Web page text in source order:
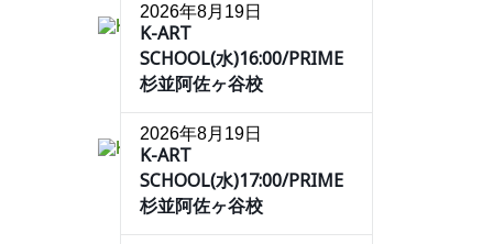
2026年8月19日
K-ART
SCHOOL(水)16:00/PRIME
杉並阿佐ヶ谷校
2026年8月19日
K-ART
SCHOOL(水)17:00/PRIME
杉並阿佐ヶ谷校